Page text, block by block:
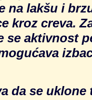
na lakšu i
kroz creva.
se aktivnost
da se